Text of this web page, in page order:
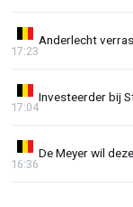
Anderlecht
17:23
Investeerder bij
17:04
De Meyer wil
16:36